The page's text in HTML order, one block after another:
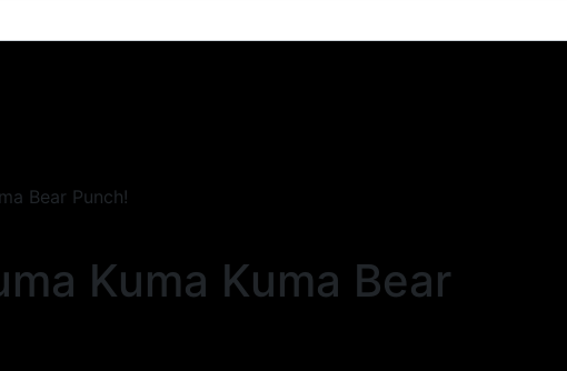
Bear Punch!
Kuma Kuma Bear